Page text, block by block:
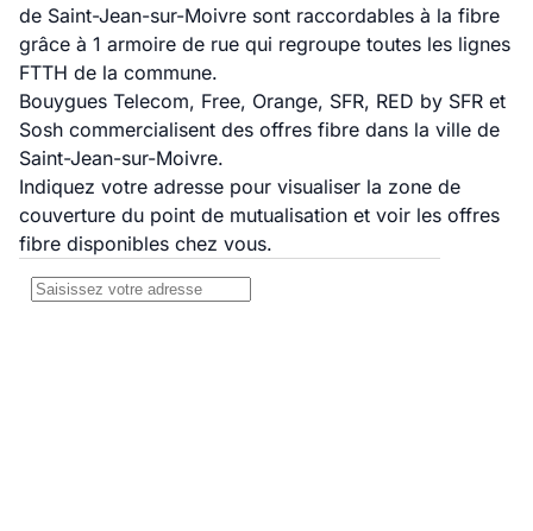
de Saint-Jean-sur-Moivre sont raccordables à la fibre
grâce à 1 armoire de rue qui regroupe toutes les lignes
FTTH de la commune.
Bouygues Telecom, Free, Orange, SFR, RED by SFR et
Sosh commercialisent des offres fibre dans la ville de
Saint-Jean-sur-Moivre.
Indiquez votre adresse pour visualiser la zone de
couverture du point de mutualisation et voir les offres
fibre disponibles chez vous.